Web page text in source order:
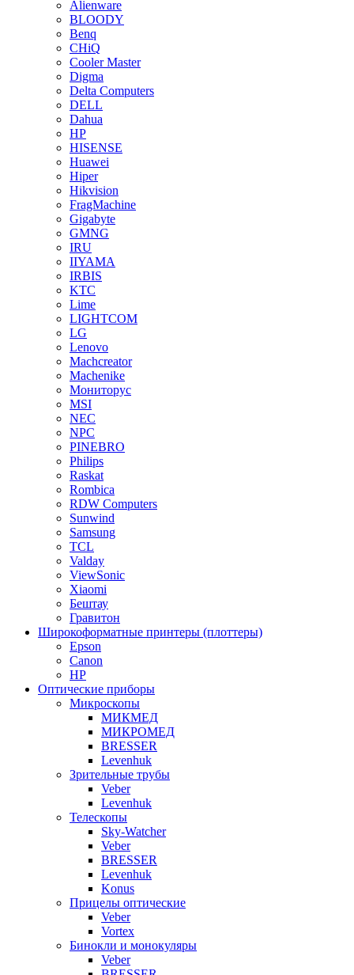
Alienware
BLOODY
Benq
CHiQ
Cooler Master
Digma
Delta Computers
DELL
Dahua
HP
HISENSE
Huawei
Hiper
Hikvision
FragMachine
Gigabyte
GMNG
IRU
IIYAMA
IRBIS
KTC
Lime
LIGHTCOM
LG
Lenovo
Machcreator
Machenike
Мониторус
MSI
NEC
NPC
PINEBRO
Philips
Raskat
Rombica
RDW Computers
Sunwind
Samsung
TCL
Valday
ViewSonic
Xiaomi
Бештау
Гравитон
Широкоформатные принтеры (плоттеры)
Epson
Canon
HP
Оптические приборы
Микроскопы
МИКМЕД
МИКРОМЕД
BRESSER
Levenhuk
Зрительные трубы
Veber
Levenhuk
Телескопы
Sky-Watcher
Veber
BRESSER
Levenhuk
Konus
Прицелы оптические
Veber
Vortex
Бинокли и монокуляры
Veber